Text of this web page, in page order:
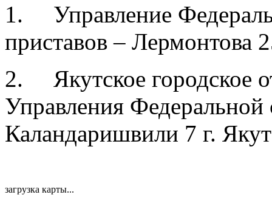
1. Управление
приставов – Лермонтова
2. Якутское городское
Управления
Каландаришвили 7 г.
загрузка карты...